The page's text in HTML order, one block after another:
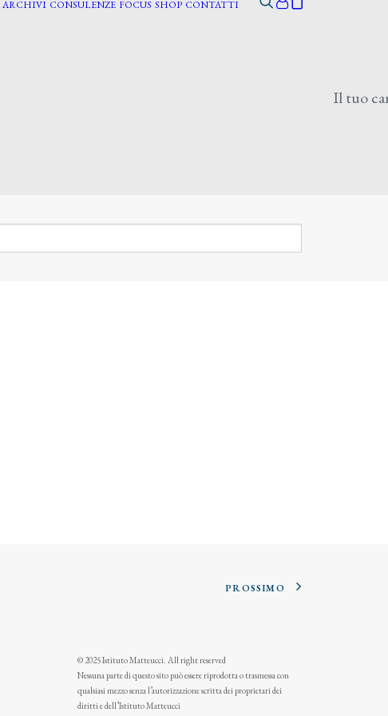
ARCHIVI CONSULENZE FOCUS SHOP CONTATTI
Il tuo
PROSSIMO
© 2025 Istituto Matteucci. All right reserved
Nessuna parte di questo sito può essere riprodotta o trasmessa con
qualsiasi mezzo senza l’autorizzazione scritta dei proprietari dei
diritti e dell’Istituto Matteucci